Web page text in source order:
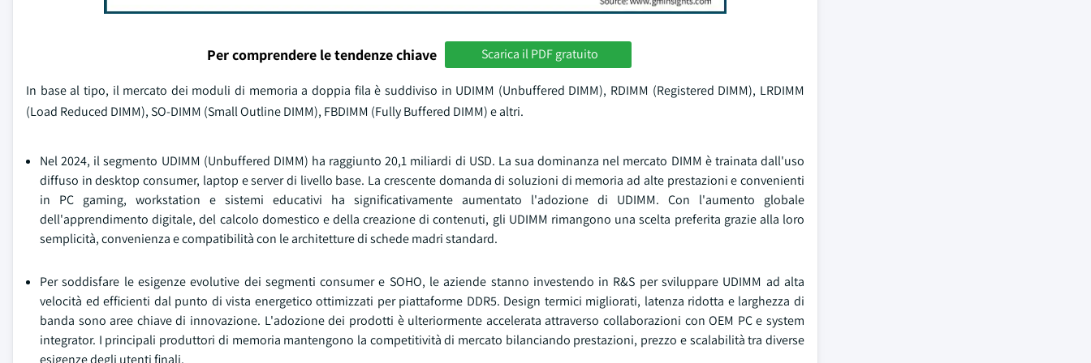
Per comprendere le tendenze chiave Scarica il PDF gratuito
In base al tipo, il mercato dei moduli di memoria a doppia fila è suddiviso in UDIMM (Unbuffered DIMM), RDIMM (Registered DIMM), LRDIMM
(Load Reduced DIMM), SO-DIMM (Small Outline DIMM), FBDIMM (Fully Buffered DIMM) e altri.
Nel 2024, il segmento UDIMM (Unbuffered DIMM) ha raggiunto 20,1 miliardi di USD. La sua dominanza nel mercato DIMM è trainata dall'uso
diffuso in desktop consumer, laptop e server di livello base. La crescente domanda di soluzioni di memoria ad alte prestazioni e convenienti
in PC gaming, workstation e sistemi educativi ha significativamente aumentato l'adozione di UDIMM. Con l'aumento globale
dell'apprendimento digitale, del calcolo domestico e della creazione di contenuti, gli UDIMM rimangono una scelta preferita grazie alla loro
semplicità, convenienza e compatibilità con le architetture di schede madri standard.
Per soddisfare le esigenze evolutive dei segmenti consumer e SOHO, le aziende stanno investendo in R&S per sviluppare UDIMM ad alta
velocità ed efficienti dal punto di vista energetico ottimizzati per piattaforme DDR5. Design termici migliorati, latenza ridotta e larghezza di
banda sono aree chiave di innovazione. L'adozione dei prodotti è ulteriormente accelerata attraverso collaborazioni con OEM PC e system
integrator. I principali produttori di memoria mantengono la competitività di mercato bilanciando prestazioni, prezzo e scalabilità tra diverse
esigenze degli utenti finali.